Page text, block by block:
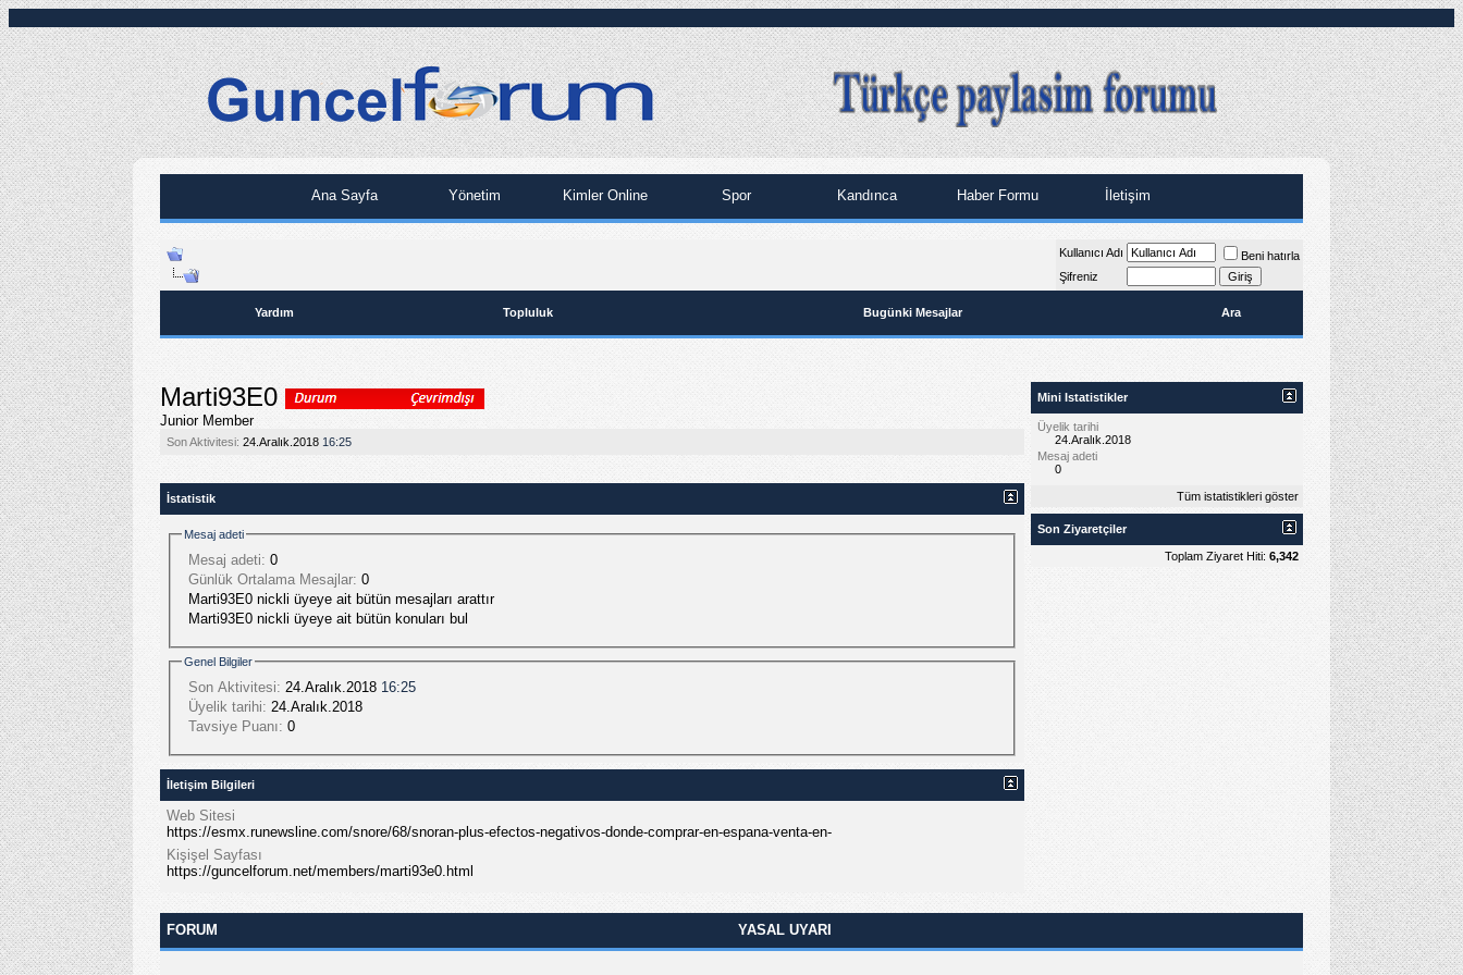
Ana Sayfa Yönetim Kimler Online Spor Kandınca Haber Formu İletişim
Kullanıcı Adı
Beni hatırla
Şifreniz
Yardım Topluluk Bugünki Mesajlar Ara
Marti93E0
Junior Member
Son Aktivitesi: 24.Aralık.2018 16:25
İstatistik
Mesaj adeti
Mesaj adeti: 0
Günlük Ortalama Mesajlar: 0
Marti93E0 nickli üyeye ait bütün mesajları arattır
Marti93E0 nickli üyeye ait bütün konuları bul
Genel Bilgiler
Son Aktivitesi: 24.Aralık.2018 16:25
Üyelik tarihi: 24.Aralık.2018
Tavsiye Puanı: 0
İletişim Bilgileri
Web Sitesi
https://esmx.runewsline.com/snore/68/snoran-plus-efectos-negativos-donde-comprar-en-espana-venta-en-
Kişişel Sayfası
https://guncelforum.net/members/marti93e0.html
Mini Istatistikler
Üyelik tarihi
24.Aralık.2018
Mesaj adeti
0
Tüm istatistikleri göster
Son Ziyaretçiler
Toplam Ziyaret Hiti: 6,342
FORUM YASAL UYARI